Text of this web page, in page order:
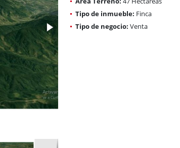
Tipo de inmueble: Finca
Tipo de negocio: Venta